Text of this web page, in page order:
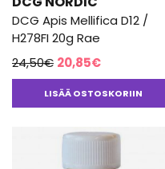
DCG Apis Mellifica D12 /
H278FI 20g Rae
24,50€ Alkuperäinen
hinta
oli:
20,85€Nykyinen
hinta
on:
LISÄÄ OSTOSKORIIN